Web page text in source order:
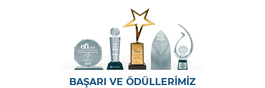
BAŞARI VE ÖDÜLLERİMİZ